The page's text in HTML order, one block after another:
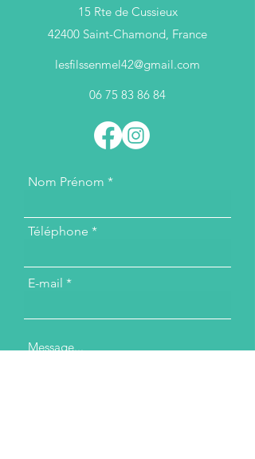
15 Rte de Cussieux
42400 Saint-Chamond, France
lesfilssenmel42@gmail.com
06 75 83 86 84
Nom Prénom
Téléphone
E-mail
Message...